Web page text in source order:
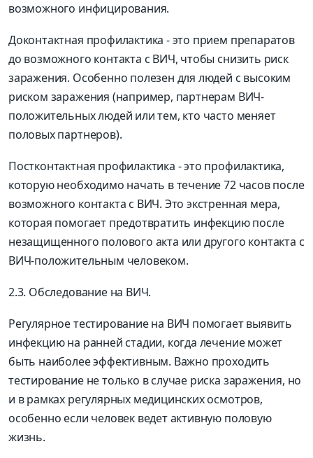
возможного инфицирования.
Доконтактная профилактика - это прием препаратов
до возможного контакта с ВИЧ, чтобы снизить риск
заражения. Особенно полезен для людей с высоким
риском заражения (например, партнерам ВИЧ-
положительных людей или тем, кто часто меняет
половых партнеров).
Постконтактная профилактика - это профилактика,
которую необходимо начать в течение 72 часов после
возможного контакта с ВИЧ. Это экстренная мера,
которая помогает предотвратить инфекцию после
незащищенного полового акта или другого контакта с
ВИЧ-положительным человеком.
2.3. Обследование на ВИЧ.
Регулярное тестирование на ВИЧ помогает выявить
инфекцию на ранней стадии, когда лечение может
быть наиболее эффективным. Важно проходить
тестирование не только в случае риска заражения, но
и в рамках регулярных медицинских осмотров,
особенно если человек ведет активную половую
жизнь.